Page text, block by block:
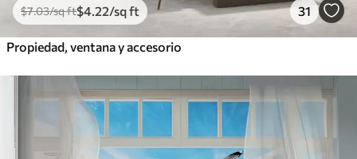
$7.03/sq ft$4 .22/sq ft 31
Propiedad, ventana y accesorio